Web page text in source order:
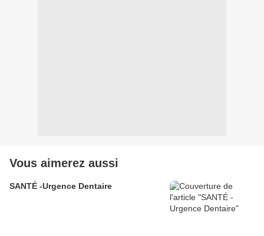
Vous aimerez aussi
SANTÉ -Urgence Dentaire